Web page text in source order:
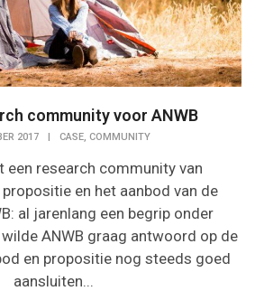
community voor ANWB
2017 | CASE, COMMUNITY
een research community van
en het aanbod van de
al jarenlang een begrip onder
ANWB graag antwoord op de
en propositie nog steeds goed
aansluiten...